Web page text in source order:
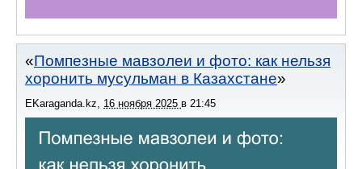
Помпезные мавзолеи и фото: как нельзя
хоронить мусульман в Казахстане
EKaraganda.kz 16 ноября 2025 в 21:45